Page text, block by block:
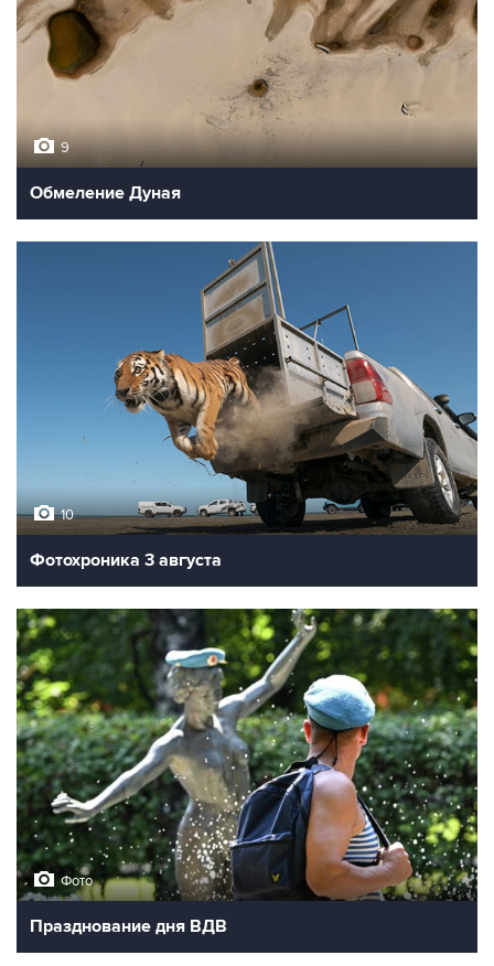
9
Обмеление Дуная
10
Фотохроника 3 августа
Фото
Празднование дня ВДВ